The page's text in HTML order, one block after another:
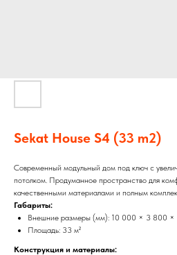
Sekat House S4 (33 m2)
Современный модульный дом под ключ с
потолком. Продуманное пространство для
качественными материалами и полным
Габариты:
Внешние размеры (мм): 10 000 × 3 800
Площадь: 33 м²
Конструкция и материалы: